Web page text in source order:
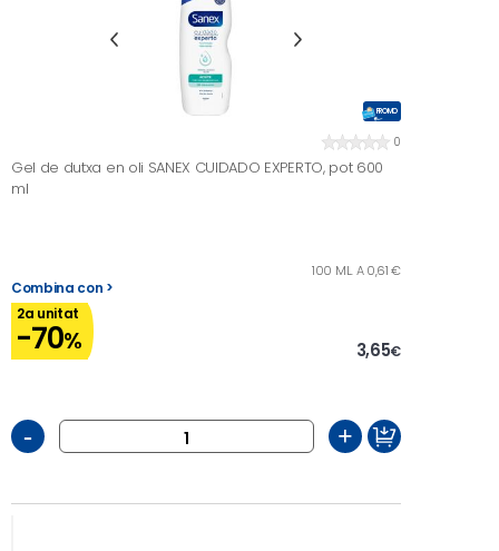
PROMO
0
Gel de dutxa en oli SANEX CUIDADO EXPERTO, pot 600
ml
Combina con >
100 ML. A 0,61 €
2a unitat
-70% 3,65€
- +